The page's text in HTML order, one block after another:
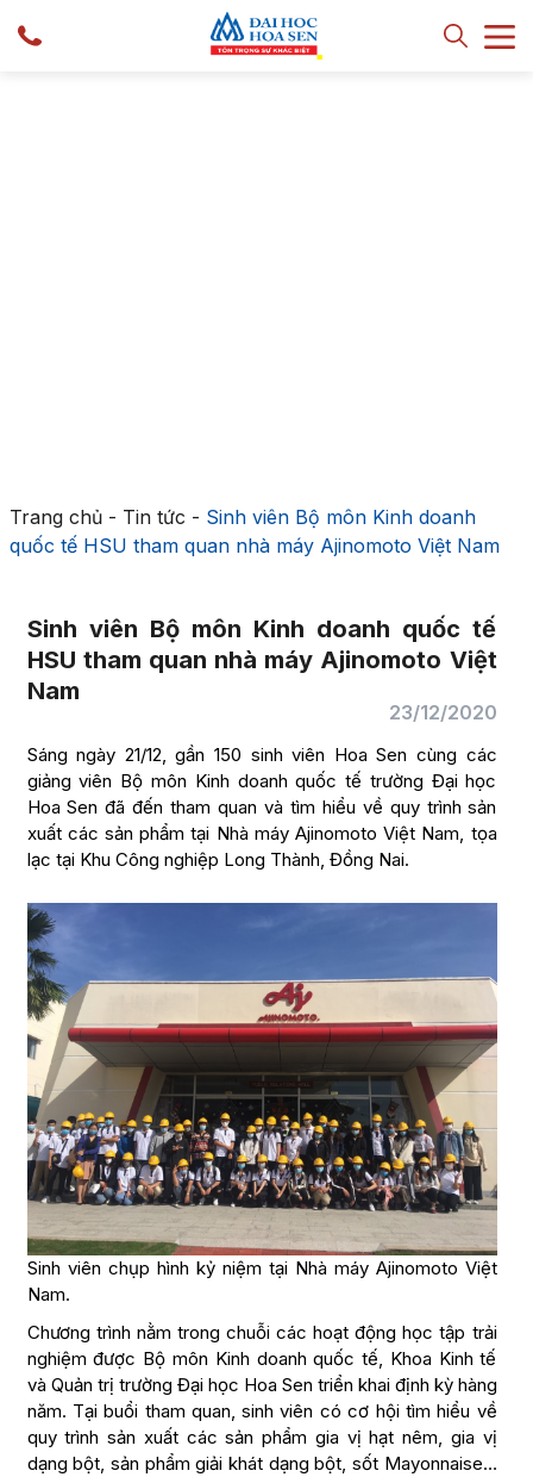
Trang chủ- Tin tức - Sinh viên Bộ môn Kinh doanh
quốc tế HSU tham quan nhà máy Ajinomoto Việt Nam
Sinh viên Bộ môn Kinh doanh quốc tế
HSU tham quan nhà máy Ajinomoto Việt
Nam
23/12/2020
Sáng ngày 21/12, gần 150 sinh viên Hoa Sen cùng các
giảng viên Bộ môn Kinh doanh quốc tế trường Đại học
Hoa Sen đã đến tham quan và tìm hiểu về quy trình sản
xuất các sản phẩm tại Nhà máy Ajinomoto Việt Nam, tọa
lạc tại Khu Công nghiệp Long Thành, Đồng Nai.
Sinh viên chụp hình kỷ niệm tại Nhà máy Ajinomoto Việt
Nam.
Chương trình nằm trong chuỗi các hoạt động học tập trải
nghiệm được Bộ môn Kinh doanh quốc tế, Khoa Kinh tế
và Quản trị trường Đại học Hoa Sen triển khai định kỳ hàng
năm. Tại buổi tham quan, sinh viên có cơ hội tìm hiểu về
quy trình sản xuất các sản phẩm gia vị hạt nêm, gia vị
dạng bột, sản phẩm giải khát dạng bột, sốt Mayonnaise…